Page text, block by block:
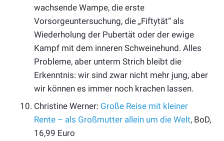
wachsende Wampe, die erste
Vorsorgeuntersuchung, die „Fiftytät“ als
Wiederholung der Pubertät oder der ewige
Kampf mit dem inneren Schweinehund. Alles
Probleme, aber unterm Strich bleibt die
Erkenntnis: wir sind zwar nicht mehr jung, aber
wir können es immer noch krachen lassen.
Christine Werner: Große Reise mit kleiner
Rente – als Großmutter allein um die Welt, BoD,
16,99 Euro